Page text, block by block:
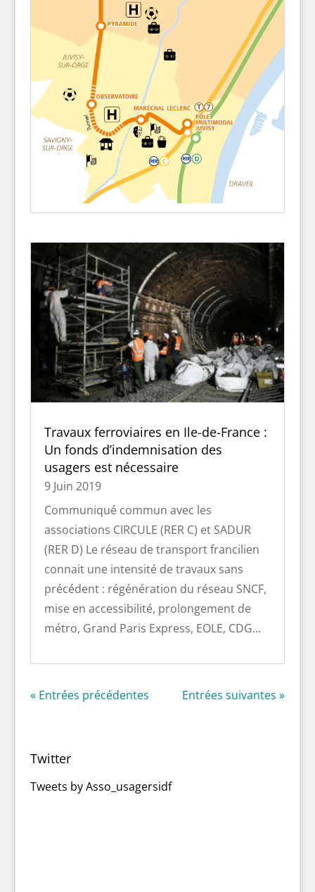
jusqu’à la gare de Juvisy doit être
enfin réalisé !
22 Juin 2019
Communiqué commun avec les
associations CIRCULE (RER C) et SADUR
(RER D) Reliant aujourd’hui Villejuif et
Athis-Mons, le projet de prolongement du
T7 jusqu’à la gare de Juvisy est prévu
publique depuis 2013. Or,...
Travaux ferroviaires en Ile-de-France :
Un fonds d’indemnisation des
usagers est nécessaire
9 Juin 2019
Communiqué commun avec les
associations CIRCULE (RER C) et SADUR
(RER D) Le réseau de transport francilien
connait une intensité de travaux sans
précédent : régénération du réseau SNCF,
mise en accessibilité, prolongement de
métro, Grand Paris Express, EOLE, CDG...
« Entrées précédentes Entrées suivantes »
Twitter
Tweets by Asso_usagersidf